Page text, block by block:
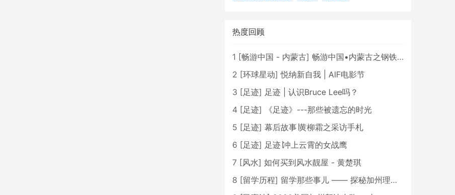
热度回顾
1 [畅游中国 - 内蒙古] 畅游中国•内蒙古之钢铁骄子，魅力包头
2 [环球星动] 悦纳新自我 | AIF电影节
3 [足迹] 足迹 | 认识Bruce Lee吗？
4 [足迹]
《足迹》---那些被遗忘的时光
5 [足迹] 幕后故事∣黄柳霜之采访手札
6 [足迹] 足迹∣冲上云霄的女战鹰
7 [风水] 如何买到风水靓屋 - 黄楚琪
8 [留学历程] 留学那些事儿 —— 探秘加州理工学院Caltech博士生活 [上集]